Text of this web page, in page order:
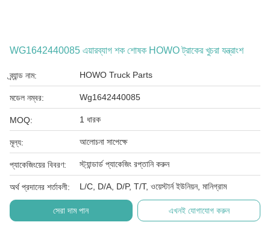
WG1642440085 এয়ারব্যাগ শক শোষক HOWO ট্রাকের খুচরা যন্ত্রাংশ
ব্র্যান্ড নাম: HOWO Truck Parts
মডেল নম্বর: Wg1642440085
MOQ: 1 ধারক
মূল্য: আলোচনা সাপেক্ষে
প্যাকেজিংয়ের বিবরণ: স্ট্যান্ডার্ড প্যাকেজিং রপ্তানি করুন
অর্থ প্রদানের শর্তাবলী: L/C, D/A, D/P, T/T, ওয়েস্টার্ন ইউনিয়ন, মানিগ্রাম
সেরা দাম পান এখনই যোগাযোগ করুন